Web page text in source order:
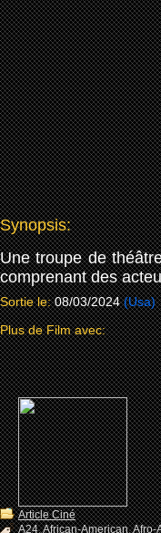
Synopsis:
Une troupe de
comprenant des
Sortie le: 08/03/2024 (Usa)
Plus de Film avec:
Article Ciné
A24,African-American,Afro-